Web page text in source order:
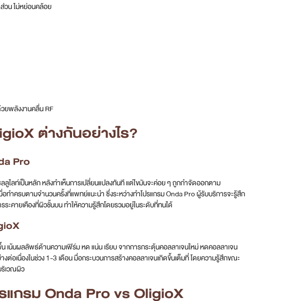
วน ไม่หย่อนคล้อย
ยพลังงานคลื่น RF
ต่างกันอย่างไร?
Pro
ไลท์เป็นหลัก หลังทำเห็นการเปลี่ยนแปลงทันที แต่ไขมันจะค่อย ๆ ถูกกำจัดออกตาม
ทำครบตามจำนวนครั้งที่แพทย์แนะนำ ซึ่งระหว่างทำโปรแกรม Onda Pro ผู้รับบริการจะรู้สึก
ายเคืองที่ผิวชั้นบน ทำให้ความรู้สึกโดยรวมอยู่ในระดับที่ทนได้
เน้นผลลัพธ์ด้านความเฟิร์ม หด แน่น เรียบ จากการกระตุ้นคอลลาเจนใหม่ หดคอลลาเจน
อเนื่องในช่วง 1-3 เดือน มื่อกระบวนการสร้างคอลลาเจนเกิดขึ้นเต็มที่ โดยความรู้สึกขณะ
เวณผิว
แกรม Onda Pro vs OligioX